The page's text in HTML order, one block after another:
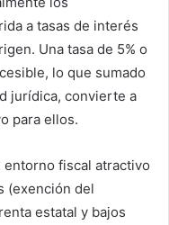
a tasas de interés
Una tasa de 5% o
lo que sumado
jurídica, convierte a
para ellos.
entorno fiscal atractivo
(exención del
estatal y bajos